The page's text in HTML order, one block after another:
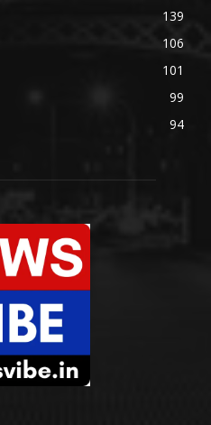
139
106
101
99
94